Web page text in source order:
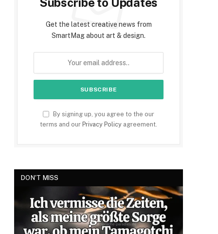
Get the latest creative news from
SmartMag about art & design.
By signing up, you agree to the our
terms and our Privacy Policy agreement.
DON'T MISS